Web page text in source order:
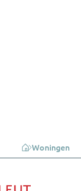
Woningen